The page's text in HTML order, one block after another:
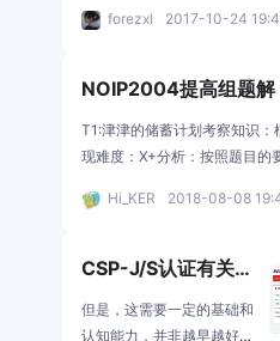
forezxl 2017-10-24
NOIP2004提高组题解
T1:津津的储蓄计划考察知识：
现难度：X+分析：按照题目的
t;cstdio&gt;int
Hi_KER 2018-08-08
CSP-J/S认证有关通
知
但是，这需要一定的基础和
认知能力，并非越早越好。